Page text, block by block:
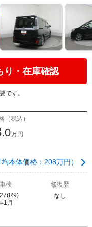
り・在庫確認
です。
（税込）
.0万円
本体価格：208万円）
車検
1月
修復歴
なし